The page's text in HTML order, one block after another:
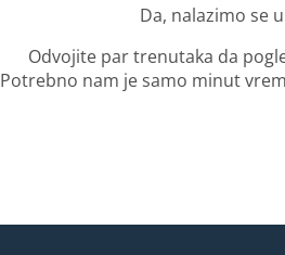
Da, nalazimo se
Odvojite par trenutaka da
Potrebno nam je samo minut